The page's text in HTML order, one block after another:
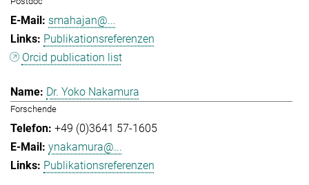
smahajan@...
Publikationsreferenzen
Orcid publication list
Dr. Yoko Nakamura
Forschende
+49 (0)3641 57-1605
ynakamura@...
Publikationsreferenzen